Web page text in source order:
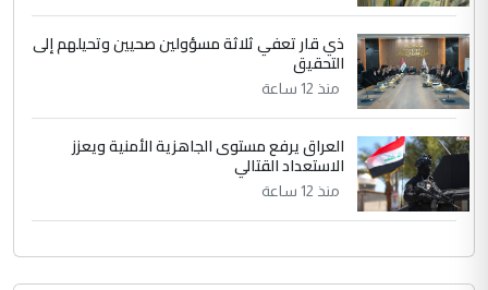
ذي قار تعفي ثلاثة مسؤولين صحيين وتحيلهم إلى
التحقيق
منذ 12 ساعة
العراق يرفع مستوى الجاهزية الأمنية ويعزز
الاستعداد القتالي
منذ 12 ساعة